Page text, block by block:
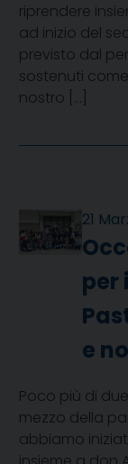
riprendere
ad inizio del
previsto dal
sostenuti
nostro […]
21
per
e
Poco più di
mezzo della
abbiamo